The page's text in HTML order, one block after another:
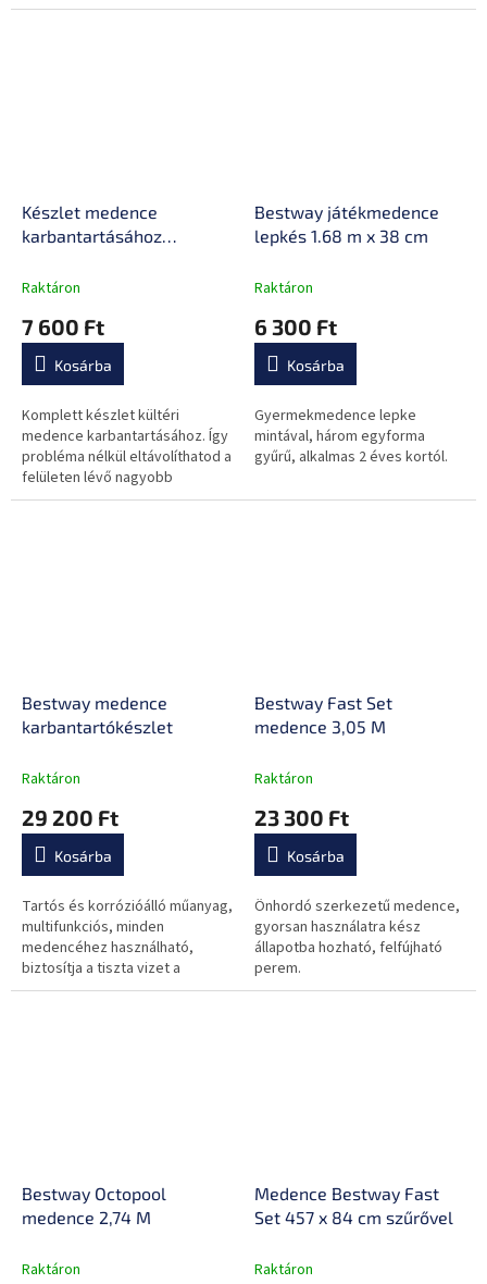
Készlet medence
karbantartásához
Raktáron
7 600 Ft
Kosárba
Komplett készlet kültéri
medence karbantartásához. Így
probléma nélkül eltávolíthatod a
felületen lévő nagyobb
szennyeződéseket, valamint az
Bestway játékmedence
lepkés 1.68 m x 38 cm
Raktáron
6 300 Ft
Kosárba
Gyermekmedence lepke
mintával, három egyforma
gyűrű, alkalmas 2 éves kortól.
Bestway medence
karbantartókészlet
Raktáron
29 200 Ft
Kosárba
Tartós és korrózióálló műanyag,
multifunkciós, minden
medencéhez használható,
biztosítja a tiszta vizet a
medencében.
Bestway Fast Set
medence 3,05 M
Raktáron
23 300 Ft
Kosárba
Önhordó szerkezetű medence,
gyorsan használatra kész
állapotba hozható, felfújható
perem.
Bestway Octopool
medence 2,74 M
Raktáron
Medence Bestway Fast
Set 457 x 84 cm szűrővel
Raktáron